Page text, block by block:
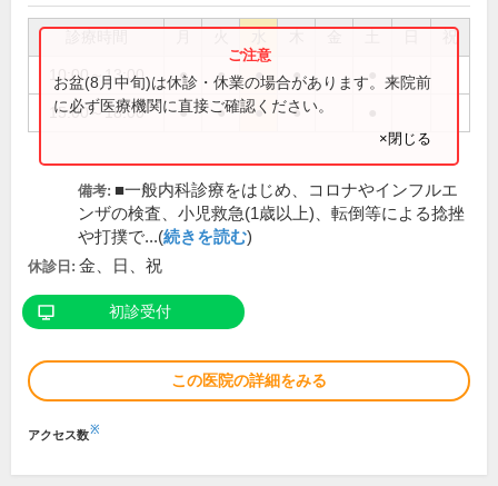
祝
10:00～13:00 ● ● ● ●
15:00～18:00 ● ● ● ●
お盆(8月中旬)は休診・休業の場合があります。来院前
に必ず医療機関に直接ご確認ください。
×閉じる
備考: ■一般内科診療をはじめ、コロナやインフルエ
ンザの検査、小児救急(1歳以上)、転倒等による捻挫
や打撲で...(続きを読む)
休診日: 金、日、祝
初診受付
この医院の詳細をみる
アクセス数※